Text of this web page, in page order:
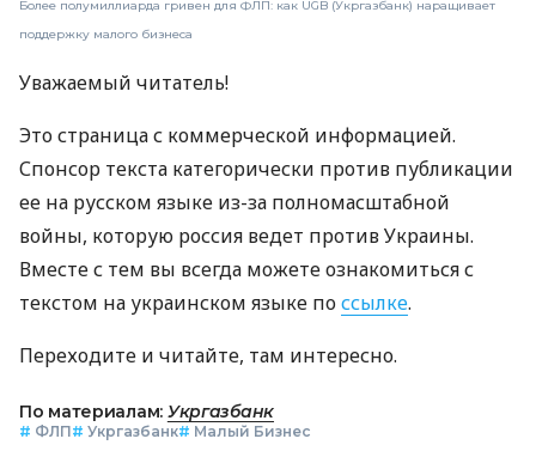
Более полумиллиарда гривен для ФЛП: как UGB (Укргазбанк) наращивает
поддержку малого бизнеса
Уважаемый читатель!
Это страница с коммерческой информацией.
Спонсор текста категорически против публикации
ее на русском языке из-за полномасштабной
войны, которую россия ведет против Украины.
Вместе с тем вы всегда можете ознакомиться с
текстом на украинском языке поссылке.
Переходите и читайте, там интересно.
По материалам: Укргазбанк
# ФЛП# Укргазбанк# Малый Бизнес